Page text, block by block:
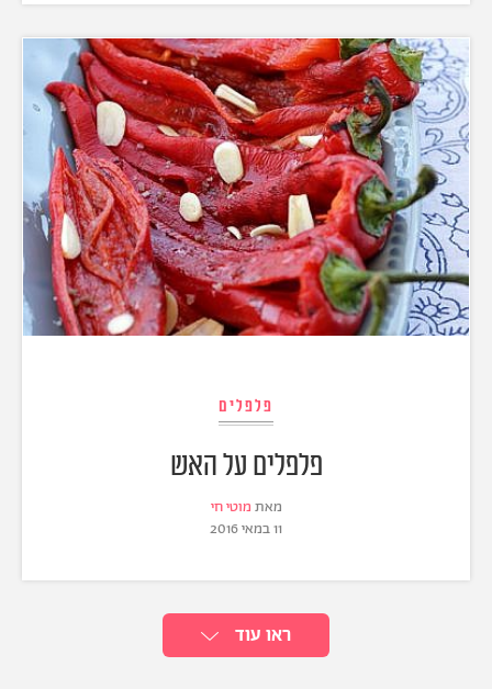
פלפלים
פלפלים על האש
מאת מוטי חי
11 במאי 2016
ראו עוד